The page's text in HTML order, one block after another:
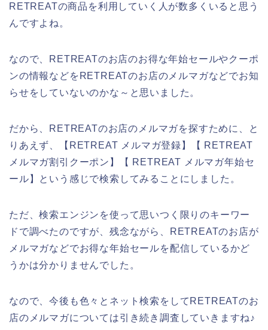
RETREATの商品を利用していく人が数多くいると思う
んですよね。
なので、RETREATのお店のお得な年始セールやクーポ
ンの情報などをRETREATのお店のメルマガなどでお知
らせをしていないのかな～と思いました。
だから、RETREATのお店のメルマガを探すために、と
りあえず、【RETREAT メルマガ登録】【 RETREAT
メルマガ割引クーポン】【 RETREAT メルマガ年始セ
ール】という感じで検索してみることにしました。
ただ、検索エンジンを使って思いつく限りのキーワー
ドで調べたのですが、残念ながら、RETREATのお店が
メルマガなどでお得な年始セールを配信しているかど
うかは分かりませんでした。
なので、今後も色々とネット検索をしてRETREATのお
店のメルマガについては引き続き調査していきますね♪